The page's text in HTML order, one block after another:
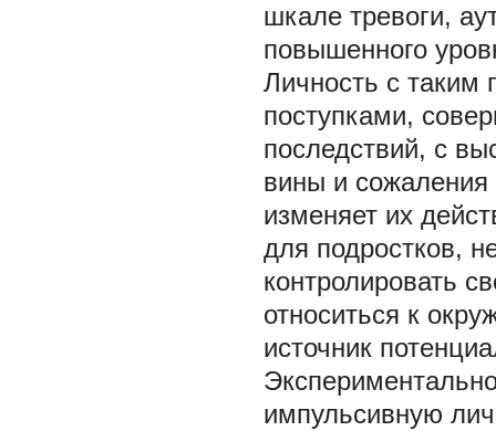
шкале тревоги,
повышенного
Личность с таким
поступками,
последствий, с
вины и сожаления
изменяет их
для подростков,
контролировать
относиться к
источник
импульсивную